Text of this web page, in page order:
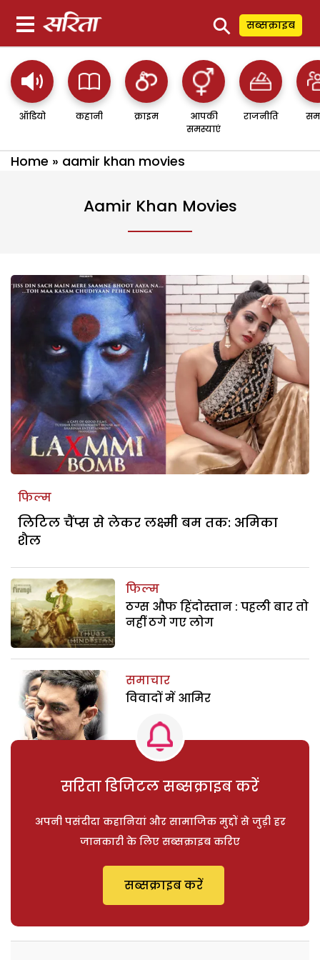
⚲ सब्सक्राइब
ऑडियो कहानी क्राइम
आपकी
समस्याएं
राजनीति
Home » aamir khan movies
Aamir Khan Movies
फिल्म
लिटिल चैंप्स से लेकर लक्ष्मी बम तक: अमिका
शैल
फिल्म
ठग्स औफ हिंदोस्तान : पहली बार तो
नहीं ठगे गए लोग
समाचार
विवादों में आमिर
सरिता डिजिटल सब्सक्राइब करें
अपनी पसंदीदा कहानियां और सामाजिक मुद्दों से जुड़ी हर
जानकारी के लिए सब्सक्राइब करिए
सब्सक्राइब करें